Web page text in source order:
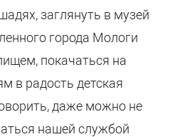
заглянуть в музей
города Мологи
покачаться на
в радость детская
даже можно не
нашей службой